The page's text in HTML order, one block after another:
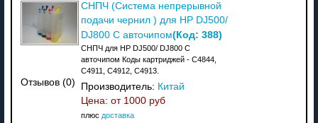
Отзывов (0)
СНПЧ (Система непрерывной
подачи чернил ) для HP DJ500/
DJ800 C авточипом(Код: 388)
СНПЧ для HP DJ500/ DJ800 C
авточипом Коды картриджей - C4844,
C4911, C4912, C4913.
Производитель: Китай
Цена: от 1000 руб
плюс доставка